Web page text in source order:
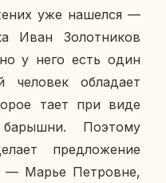
уже на­шел­ся —
Иван Зо­лот­ни­ков
у него есть один
об­ла­да­ет
тает при виде
По­это­му
пред­ло­же­ние
— Марье Пет­ровне,